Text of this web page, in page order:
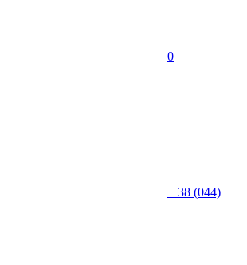
0
+38 (044)